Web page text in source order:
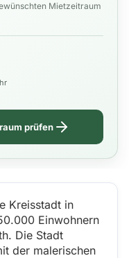
Mietzeitraum
prüfen
Kreisstadt in
Einwohnern
Die Stadt
der malerischen